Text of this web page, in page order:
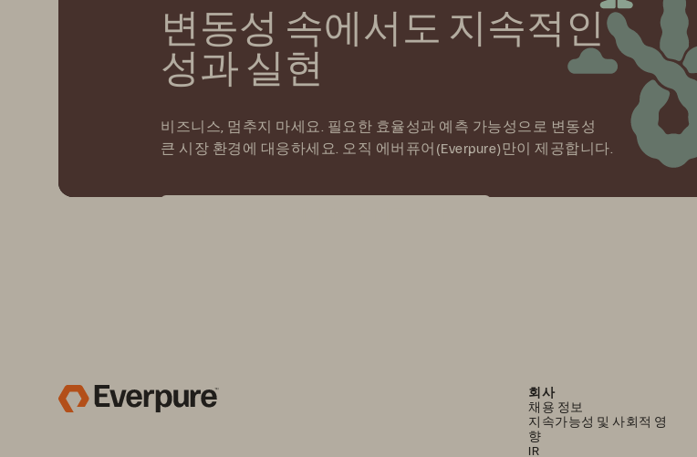
변동성 속에서도 지속적인
성과 실현
비즈니스, 멈추지 마세요. 필요한 효율성과 예측 가능성으로 변동성
큰 시장 환경에 대응하세요. 오직 에버퓨어(Everpure)만이 제공합니다.
회사
채용 정보
지속가능성 및 사회적 영
향
IR